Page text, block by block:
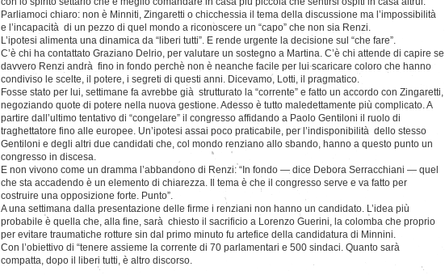
Parliamoci chiaro: non è Minniti, Zingaretti o chicchessia il tema della discussione ma l’impossibilità
e l’incapacità di un pezzo di quel mondo a riconoscere un “capo” che non sia Renzi.
L’ipotesi alimenta una dinamica da “liberi tutti”. E rende urgente la decisione sul “che fare”.
C’è chi ha contattato Graziano Delrio, per valutare un sostegno a Martina. C’è chi attende di capire se
davvero Renzi andrà fino in fondo perchè non è neanche facile per lui scaricare coloro che hanno
condiviso le scelte, il potere, i segreti di questi anni. Dicevamo, Lotti, il pragmatico.
Fosse stato per lui, settimane fa avrebbe già strutturato la “corrente” e fatto un accordo con Zingaretti,
negoziando quote di potere nella nuova gestione. Adesso è tutto maledettamente più complicato. A
partire dall’ultimo tentativo di “congelare” il congresso affidando a Paolo Gentiloni il ruolo di
traghettatore fino alle europee. Un’ipotesi assai poco praticabile, per l’indisponibilità dello stesso
Gentiloni e degli altri due candidati che, col mondo renziano allo sbando, hanno a questo punto un
congresso in discesa.
E non vivono come un dramma l’abbandono di Renzi: “In fondo — dice Debora Serracchiani — quel
che sta accadendo è un elemento di chiarezza. Il tema è che il congresso serve e va fatto per
costruire una opposizione forte. Punto”.
A una settimana dalla presentazione delle firme i renziani non hanno un candidato. L’idea più
probabile è quella che, alla fine, sarà chiesto il sacrificio a Lorenzo Guerini, la colomba che proprio
per evitare traumatiche rotture sin dal primo minuto fu artefice della candidatura di Minnini.
Con l’obiettivo di “tenere assieme la corrente di 70 parlamentari e 500 sindaci. Quanto sarà
compatta, dopo il liberi tutti, è altro discorso.